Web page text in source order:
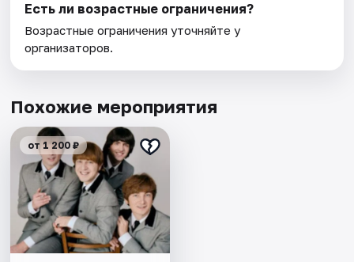
Есть ли возрастные ограничения?
Возрастные ограничения уточняйте у
организаторов.
Похожие мероприятия
от 1 200 ₽